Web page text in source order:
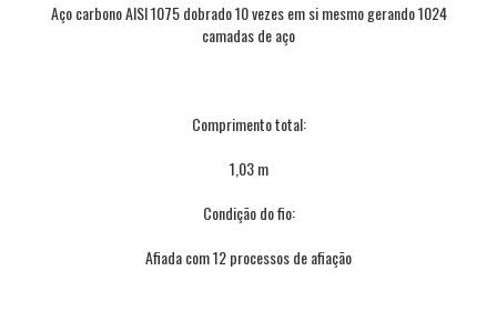
Aço carbono AISI 1075 dobrado 10 vezes em si mesmo gerando 1024
camadas de aço
Comprimento total:
1,03 m
Condição do fio:
Afiada com 12 processos de afiação